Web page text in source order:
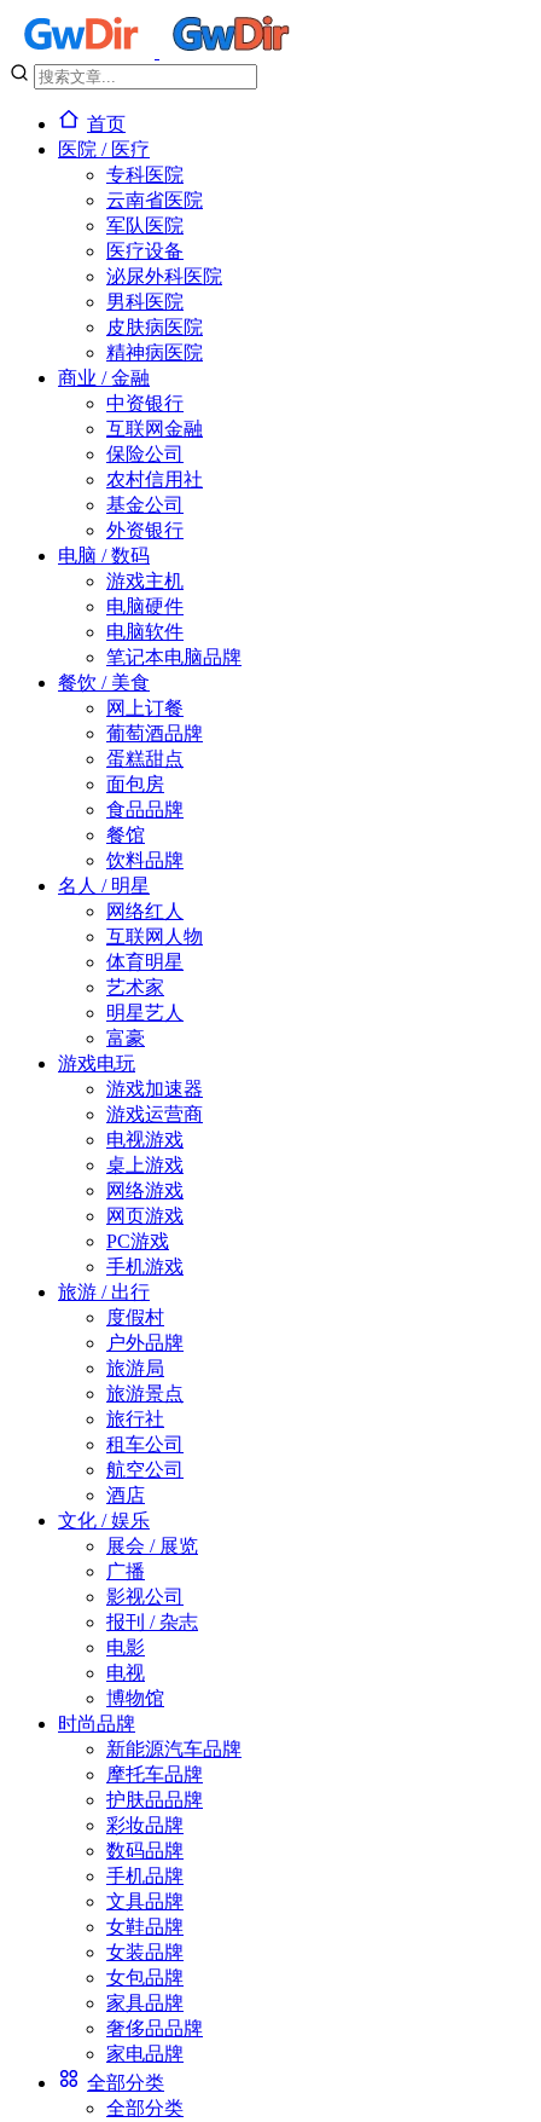
首页
医院 / 医疗
专科医院
云南省医院
军队医院
医疗设备
泌尿外科医院
男科医院
皮肤病医院
精神病医院
商业 / 金融
中资银行
互联网金融
保险公司
农村信用社
基金公司
外资银行
电脑 / 数码
游戏主机
电脑硬件
电脑软件
笔记本电脑品牌
餐饮 / 美食
网上订餐
葡萄酒品牌
蛋糕甜点
面包房
食品品牌
餐馆
饮料品牌
名人 / 明星
网络红人
互联网人物
体育明星
艺术家
明星艺人
富豪
游戏电玩
游戏加速器
游戏运营商
电视游戏
桌上游戏
网络游戏
网页游戏
PC游戏
手机游戏
旅游 / 出行
度假村
户外品牌
旅游局
旅游景点
旅行社
租车公司
航空公司
酒店
文化 / 娱乐
展会 / 展览
广播
影视公司
报刊 / 杂志
电影
电视
博物馆
时尚品牌
新能源汽车品牌
摩托车品牌
护肤品品牌
彩妆品牌
数码品牌
手机品牌
文具品牌
女鞋品牌
女装品牌
女包品牌
家具品牌
奢侈品品牌
家电品牌
全部分类
全部分类